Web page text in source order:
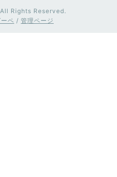
Rights Reserved.
ーペ / 管理ページ